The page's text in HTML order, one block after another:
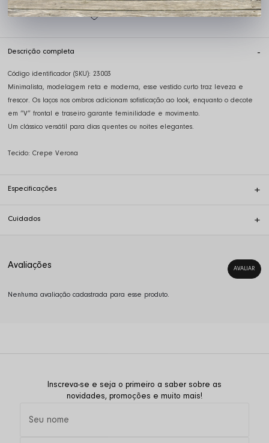
5% OFF pagando no PIX
Descrição completa
Código identificador (SKU): 23003
Minimalista, modelagem reta e moderna, esse vestido curto traz leveza e
frescor. Os laços nos ombros adicionam sofisticação ao look, enquanto o decote
em “V” frontal e traseiro garante feminilidade e movimento.
Um clássico versátil para dias quentes ou noites elegantes.
Tecido: Crepe Verona
Especificações
Cuidados
Nenhuma avaliação cadastrada para esse produto.
Inscreva-se e seja o primeiro a saber sobre as
novidades, promoções e muito mais!